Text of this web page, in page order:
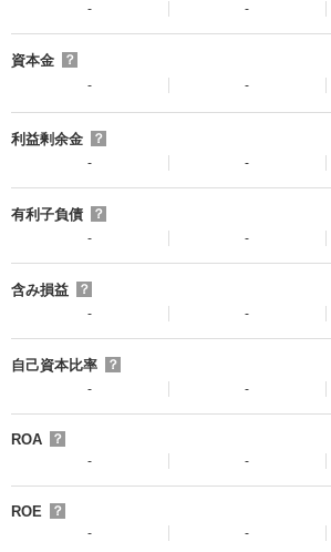
-
-
資本金
？
-
-
利益剰余金
？
-
-
有利子負債
？
-
-
含み損益
？
-
-
自己資本比率
？
-
-
ROA
？
-
-
ROE
？
-
-